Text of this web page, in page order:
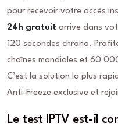
pour recevoir votre accès
24h gratuit arrive dans
120 secondes chrono.
chaînes mondiales et 60
C’est la solution la plus
Anti-Freeze exclusive et
Le test IPTV est-il